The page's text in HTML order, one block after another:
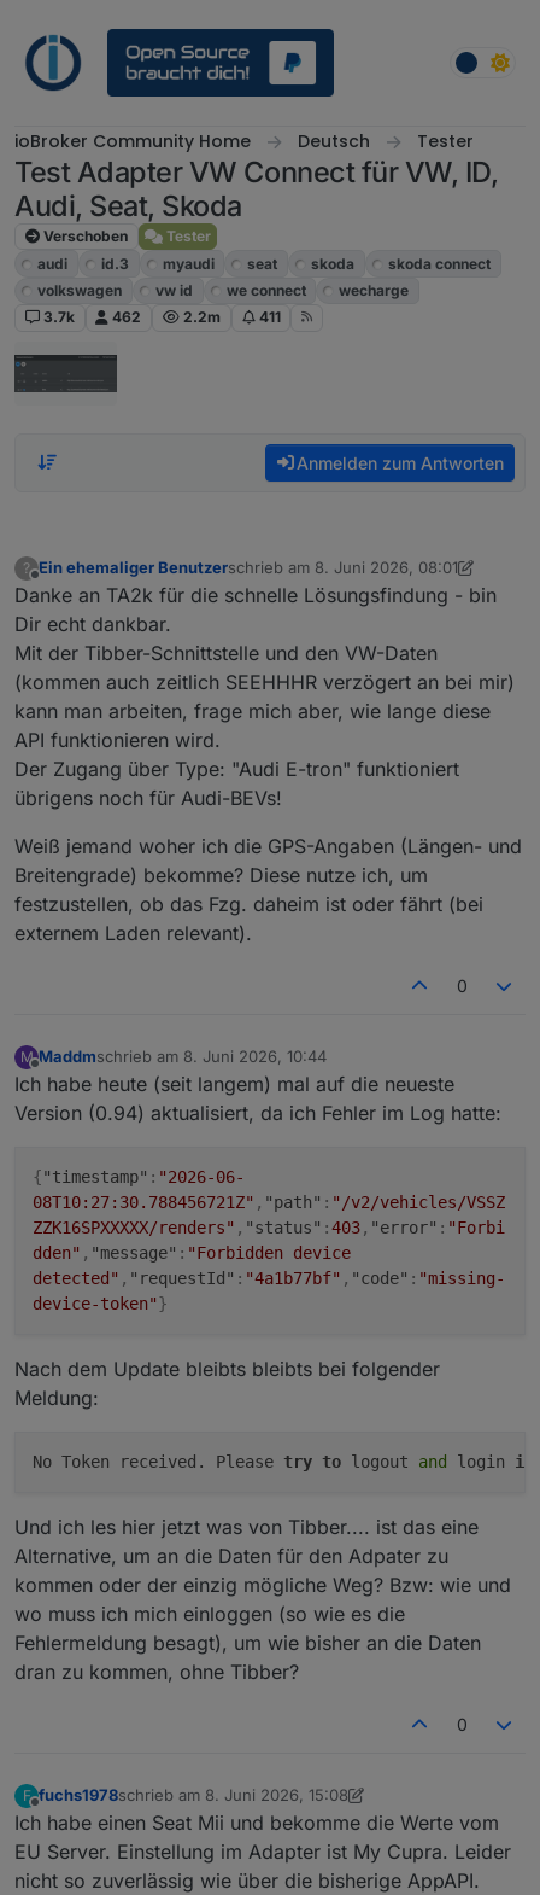
ioBroker Community Home Deutsch Tester
Test Adapter VW Connect für VW, ID,
Audi, Seat, Skoda
Verschoben
Tester
audi
id.3 myaudi seat skoda
skoda connect
volkswagen
vw id we connect
wecharge
3.7k
462 2.2m 411
Anmelden zum Antworten
?
Offline
Ein ehemaliger Benutzerschrieb am 8. Juni 2026, 08:01
zuletzt editiert von Ein ehemaliger
Danke an TA2k für die schnelle Lösungsfindung - bin
Dir echt dankbar.
Mit der Tibber-Schnittstelle und den VW-Daten
(kommen auch zeitlich SEEHHHR verzögert an bei mir)
kann man arbeiten, frage mich aber, wie lange diese
API funktionieren wird.
Der Zugang über Type: "Audi E-tron" funktioniert
übrigens noch für Audi-BEVs!
Weiß jemand woher ich die GPS-Angaben (Längen- und
Breitengrade) bekomme? Diese nutze ich, um
festzustellen, ob das Fzg. daheim ist oder fährt (bei
externem Laden relevant).
0
M
Offline
Maddmschrieb am 8. Juni 2026, 10:44
zuletzt editiert von
Ich habe heute (seit langem) mal auf die neueste
Version (0.94) aktualisiert, da ich Fehler im Log hatte:
{"timestamp" : "2026-06-
08T10:27:30.788456721Z" , "path" : "/v2/vehicles/VSSZ
ZZK16SPXXXXX/renders" , "status" :403, "error" : "Forbi
dden" , "message" : "Forbidden device
detected" , "requestId" : "4a1b77bf" , "code" : "missing-
device-token"}
Nach dem Update bleibts bleibts bei folgender
Meldung:
No Token received. Please try to logout and login in
Und ich les hier jetzt was von Tibber.... ist das eine
Alternative, um an die Daten für den Adpater zu
kommen oder der einzig mögliche Weg? Bzw: wie und
wo muss ich mich einloggen (so wie es die
Fehlermeldung besagt), um wie bisher an die Daten
dran zu kommen, ohne Tibber?
0
F
Offline
fuchs1978schrieb am 8. Juni 2026, 15:08
zuletzt editiert von fuchs19786. Aug. 2026, 19:51
Ich habe einen Seat Mii und bekomme die Werte vom
EU Server. Einstellung im Adapter ist My Cupra. Leider
nicht so zuverlässig wie über die bisherige AppAPI.